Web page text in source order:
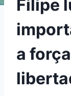
Filipe
a